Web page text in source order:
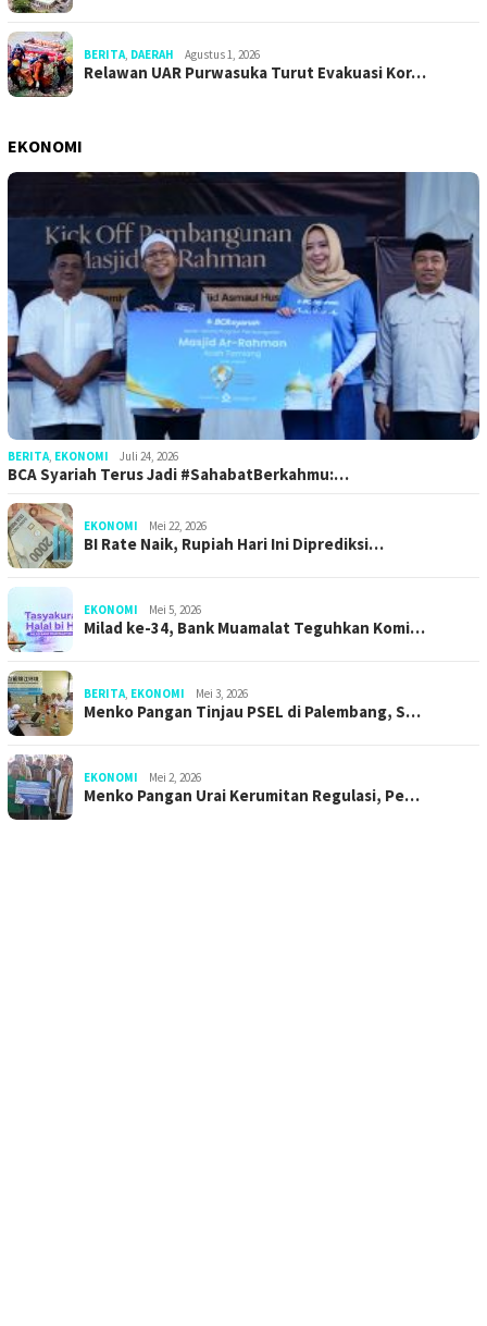
BERITA DAERAH Agustus 1, 2026
Relawan UAR Purwasuka Turut Evakuasi Kor…
EKONOMI
BERITA EKONOMI Juli 24, 2026
BCA Syariah Terus Jadi #SahabatBerkahmu:…
EKONOMI Mei 22, 2026
BI Rate Naik, Rupiah Hari Ini Diprediksi…
EKONOMI Mei 5, 2026
Milad ke-34, Bank Muamalat Teguhkan Komi…
BERITA EKONOMI Mei 3, 2026
Menko Pangan Tinjau PSEL di Palembang, S…
EKONOMI Mei 2, 2026
Menko Pangan Urai Kerumitan Regulasi, Pe…